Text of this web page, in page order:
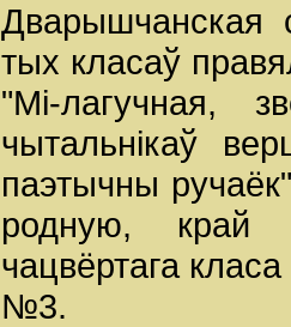
Дварышчанская
тых класаў
"Мі-лагучная,
чытальнікаў
паэтычны
родную, край
чацвёртага
№3.